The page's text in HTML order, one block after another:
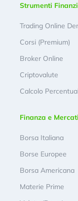
Strumenti
Trading Online
Corsi (Premium)
Broker Online
Criptovalute
Calcolo
Finanza e Mercati
Borsa Italiana
Borse Europee
Borsa Americana
Materie Prime